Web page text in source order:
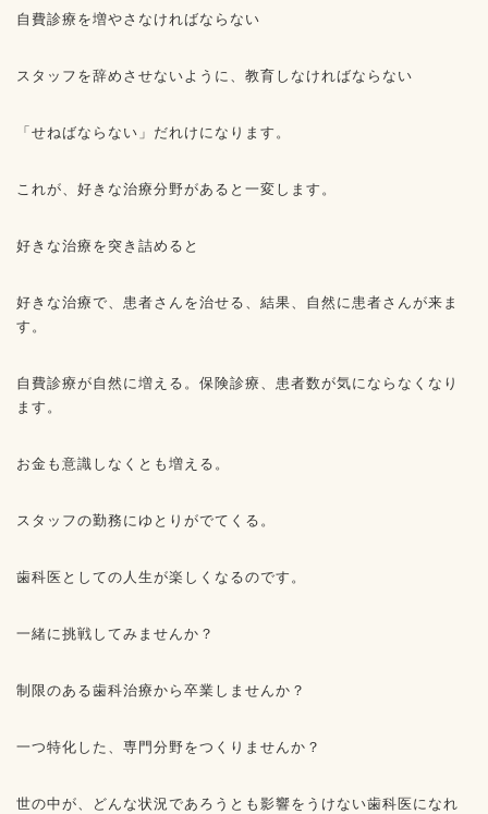
自費診療を増やさなければならない
スタッフを辞めさせないように、教育しなければならない
「せねばならない」だれけになります。
これが、好きな治療分野があると一変します。
好きな治療を突き詰めると
好きな治療で、患者さんを治せる、結果、自然に患者さんが来ま
す。
自費診療が自然に増える。保険診療、患者数が気にならなくなり
ます。
お金も意識しなくとも増える。
スタッフの勤務にゆとりがでてくる。
歯科医としての人生が楽しくなるのです。
一緒に挑戦してみませんか？
制限のある歯科治療から卒業しませんか？
一つ特化した、専門分野をつくりませんか？
世の中が、どんな状況であろうとも影響をうけない歯科医になれ